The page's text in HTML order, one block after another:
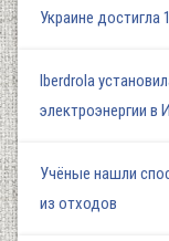
Украине достигла
Iberdrola
электроэнергии в
Учёные нашли
из отходов